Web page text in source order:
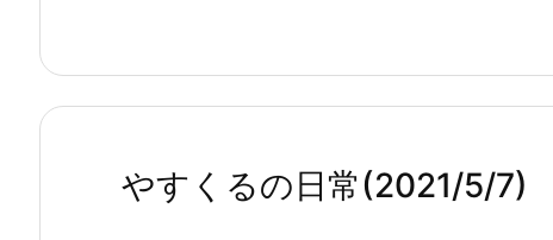
やすくるの日常(2021/5/7)